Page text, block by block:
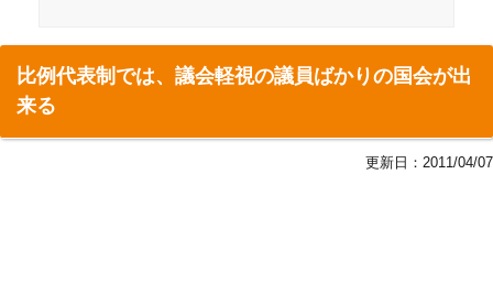
比例代表制では、議会軽視の議員ばかりの国会が出
来る
更新日： 2011/04/07